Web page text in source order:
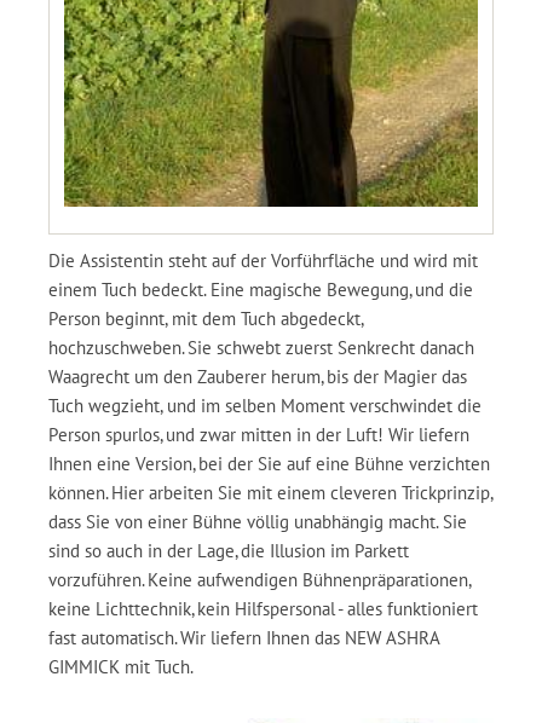
Die Assistentin steht auf der Vorführfläche und wird mit
einem Tuch bedeckt. Eine magische Bewegung, und die
Person beginnt, mit dem Tuch abgedeckt,
hochzuschweben. Sie schwebt zuerst Senkrecht danach
Waagrecht um den Zauberer herum, bis der Magier das
Tuch wegzieht, und im selben Moment verschwindet die
Person spurlos, und zwar mitten in der Luft! Wir liefern
Ihnen eine Version, bei der Sie auf eine Bühne verzichten
können. Hier arbeiten Sie mit einem cleveren Trickprinzip,
dass Sie von einer Bühne völlig unabhängig macht. Sie
sind so auch in der Lage, die Illusion im Parkett
vorzuführen. Keine aufwendigen Bühnenpräparationen,
keine Lichttechnik, kein Hilfspersonal - alles funktioniert
fast automatisch. Wir liefern Ihnen das NEW ASHRA
GIMMICK mit Tuch.